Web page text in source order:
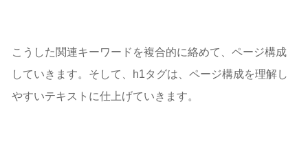
こうした関連キーワードを複合的に絡めて、ページ構成
していきます。そして、h1タグは、ページ構成を理解し
やすいテキストに仕上げていきます。